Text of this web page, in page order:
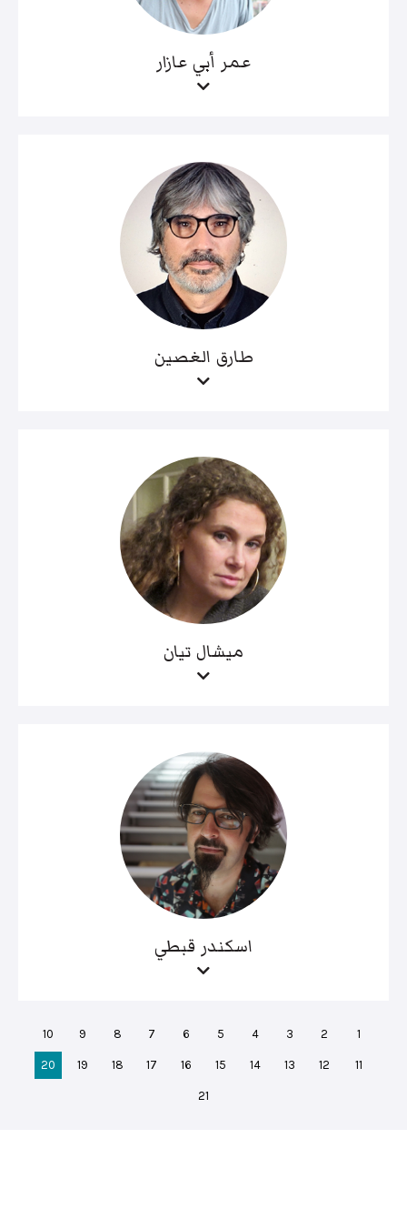
عمر أبي عازار
طارق الغصين
ميشال تيان
اسكندر قبطي
1
2
3
4
5
6
7
8
9
10
11
12
13
14
15
16
17
18
19
20
21